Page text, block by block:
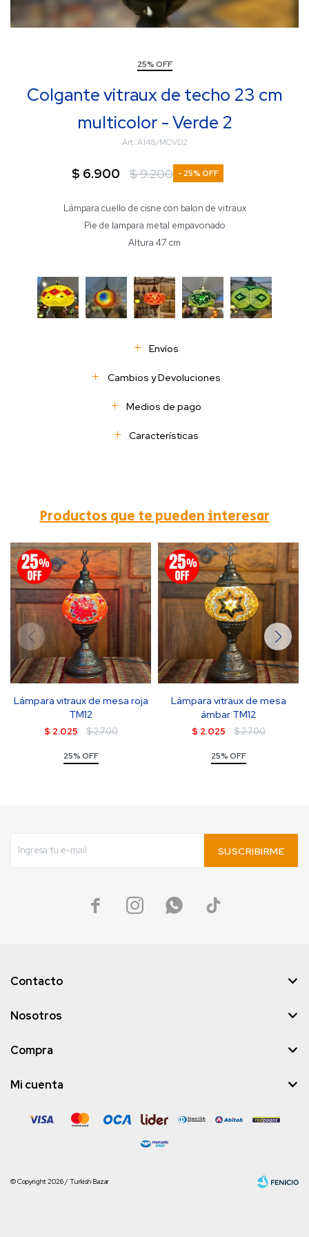
25% OFF
Colgante vitraux de techo 23 cm
multicolor - Verde 2
A148/MCVD2
$ 6.900 $9.200 25
Lámpara cuello de cisne con balon de vitraux
Pie de lampara metal empavonado
Altura 47 cm
Envíos
Cambios y Devoluciones
Medios de pago
Características
Productos que te pueden interesar
Lámpara vitraux de mesa roja
TM12
$ 2.025 $2.700
25% OFF
Lámpara vitraux de mesa
ámbar TM12
$ 2.025 $2.700
25% OFF
SUSCRIBIRME
   
Contacto
Nosotros
Compra
Mi cuenta
© Copyright 2026 / Turkish Bazar